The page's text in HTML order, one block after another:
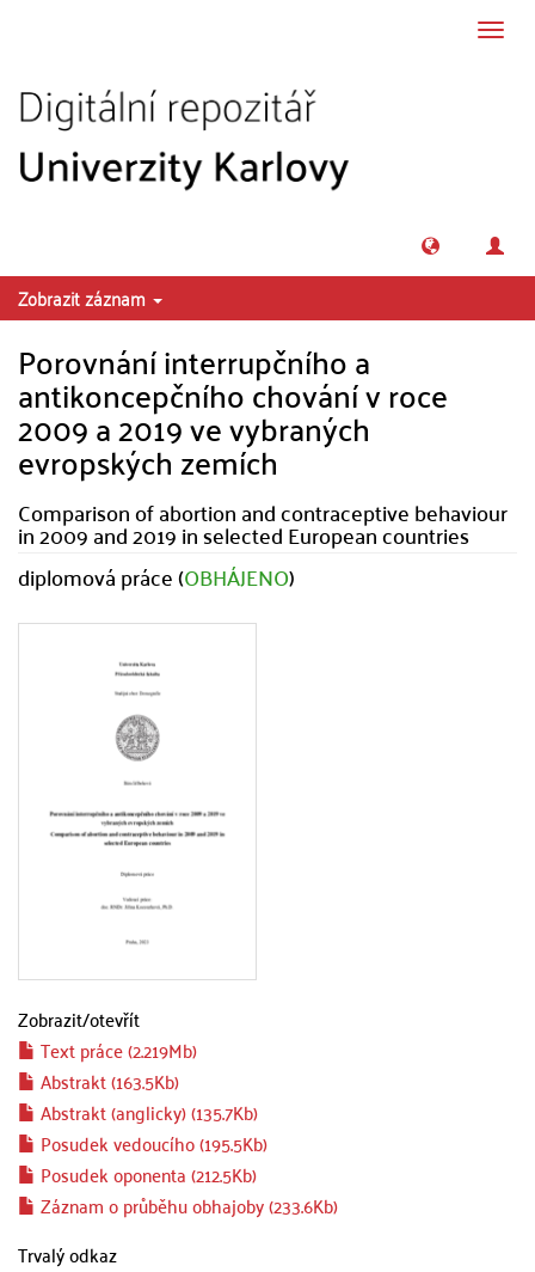
Zobrazit záznam
Porovnání interrupčního a
antikoncepčního chování v roce
2009 a 2019 ve vybraných
evropských zemích
Comparison of abortion and contraceptive behaviour
in 2009 and 2019 in selected European countries
diplomová práce (OBHÁJENO)
Zobrazit/otevřít
Text práce (2.219Mb)
Abstrakt (163.5Kb)
Abstrakt (anglicky) (135.7Kb)
Posudek vedoucího (195.5Kb)
Posudek oponenta (212.5Kb)
Záznam o průběhu obhajoby (233.6Kb)
Trvalý odkaz